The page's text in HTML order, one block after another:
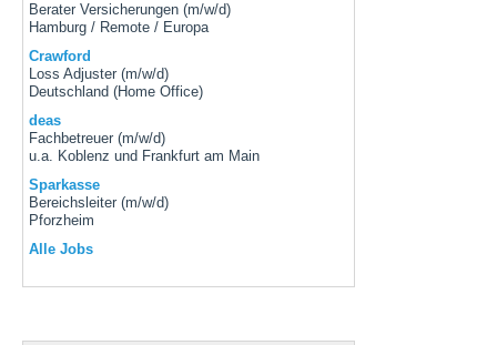
Berater Versicherungen (m/w/d)
Hamburg / Remote / Europa
Crawford
Loss Adjuster (m/w/d)
Deutschland (Home Office)
deas
Fachbetreuer (m/w/d)
u.a. Koblenz und Frankfurt am Main
Sparkasse
Bereichsleiter (m/w/d)
Pforzheim
Alle Jobs